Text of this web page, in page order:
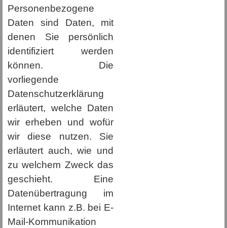
Personenbezogene
Daten sind Daten, mit
denen Sie persönlich
identifiziert werden
können. Die
vorliegende
Datenschutzerklärung
erläutert, welche Daten
wir erheben und wofür
wir diese nutzen. Sie
erläutert auch, wie und
zu welchem Zweck das
geschieht. Eine
Datenübertragung im
Internet kann z.B. bei E-
Mail-Kommunikation